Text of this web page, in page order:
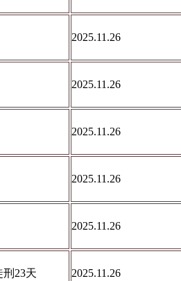
2025.11.26
2025.11.26
2025.11.26
2025.11.26
2025.11.26
23天 2025.11.26